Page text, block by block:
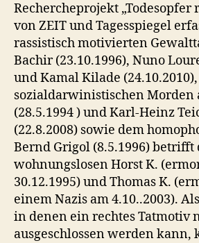
Rechercheprojekt „Todesopfer
von ZEIT und Tagesspiegel
rassistisch motivierten
Bachir (23.10.1996), Nuno
und Kamal Kilade
sozialdarwinistischen Morden
(28.5.1994 ) und Karl-Heinz
(22.8.2008) sowie dem
Bernd Grigol (8.5.1996) betrifft
wohnungslosen Horst K.
30.12.1995) und Thomas K.
einem Nazis am 4.10..2003).
in denen ein rechtes Tatmotiv
ausgeschlossen werden kann,